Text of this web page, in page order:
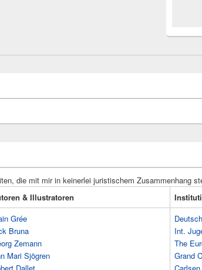
die mit mir in keinerlei juristischem Zusammenhang
& Illustratoren
Grée
Bruna
Zemann
Mari Sjögren
Int.
The
Grand